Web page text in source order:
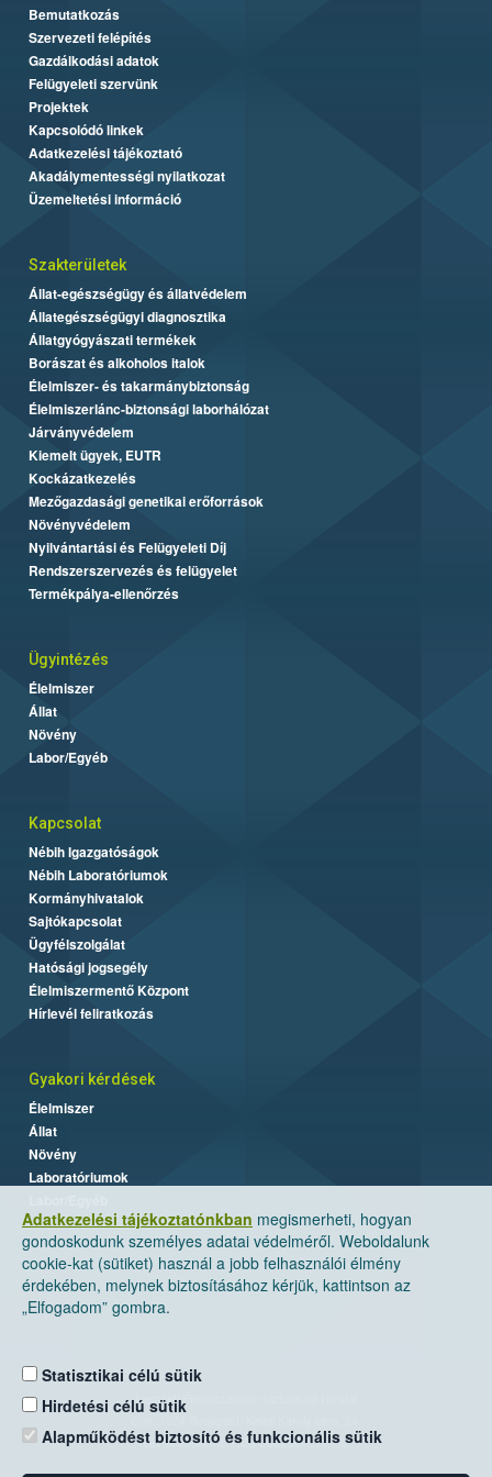
Adatkezelési tájékoztatónkban megismerheti, hogyan
gondoskodunk személyes adatai védelméről. Weboldalunk
cookie-kat (sütiket) használ a jobb felhasználói élmény
érdekében, melynek biztosításához kérjük, kattintson az
„Elfogadom” gombra.
Statisztikai célú sütik
Hirdetési célú sütik
Alapműködést biztosító és funkcionális sütik
Bemutatkozás
Szervezeti felépítés
Gazdálkodási adatok
Felügyeleti szervünk
Projektek
Kapcsolódó linkek
Adatkezelési tájékoztató
Akadálymentességi nyilatkozat
Üzemeltetési információ
Szakterületek
Állat-egészségügy és állatvédelem
Állategészségügyi diagnosztika
Állatgyógyászati termékek
Borászat és alkoholos italok
Élelmiszer- és takarmánybiztonság
Élelmiszerlánc-biztonsági laborhálózat
Járványvédelem
Kiemelt ügyek, EUTR
Kockázatkezelés
Mezőgazdasági genetikai erőforrások
Növényvédelem
Nyilvántartási és Felügyeleti Díj
Rendszerszervezés és felügyelet
Termékpálya-ellenőrzés
Ügyintézés
Élelmiszer
Állat
Növény
Labor/Egyéb
Kapcsolat
Nébih Igazgatóságok
Nébih Laboratóriumok
Kormányhivatalok
Sajtókapcsolat
Ügyfélszolgálat
Hatósági jogsegély
Élelmiszermentő Központ
Hírlevél feliratkozás
Gyakori kérdések
Élelmiszer
Állat
Növény
Laboratóriumok
Nemzeti Élelmiszerlánc-biztonsági Hivatal
Levelezési cím: 1525 Budapest. Pf. 30.